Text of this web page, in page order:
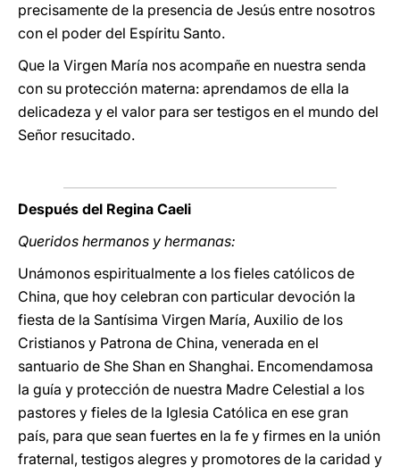
precisamente de la presencia de Jesús entre nosotros
con el poder del Espíritu Santo.
Que la Virgen María nos acompañe en nuestra senda
con su protección materna: aprendamos de ella la
delicadeza y el valor para ser testigos en el mundo del
Señor resucitado.
Después del Regina Caeli
Queridos hermanos y hermanas:
Unámonos espiritualmente a los fieles católicos de
China, que hoy celebran con particular devoción la
fiesta de la Santísima Virgen María, Auxilio de los
Cristianos y Patrona de China, venerada en el
santuario de She Shan en Shanghai. Encomendamosa
la guía y protección de nuestra Madre Celestial a los
pastores y fieles de la Iglesia Católica en ese gran
país, para que sean fuertes en la fe y firmes en la unión
fraternal, testigos alegres y promotores de la caridad y